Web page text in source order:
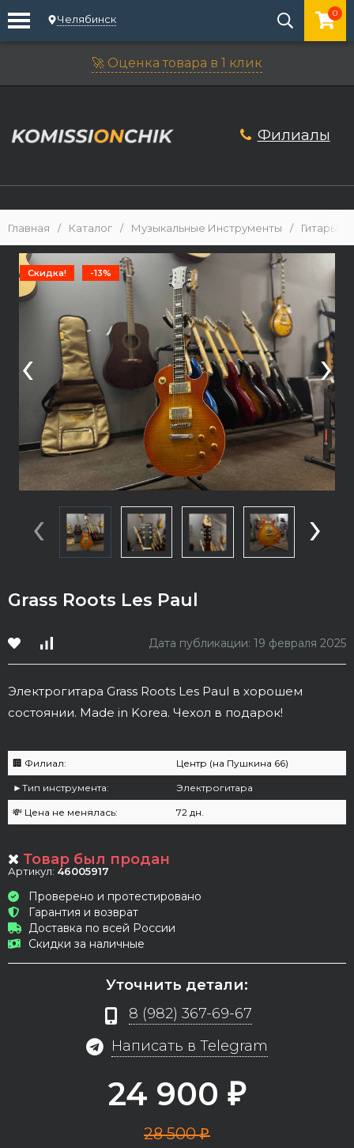
Челябинск 0
🚀 Оценка товара в 1 клик
Филиалы
Главная / Каталог / Музыкальные Инструменты / Гитары
Скидка! -13%
‹ ›
‹ ›
Grass Roots Les Paul
Дата публикации: 19 февраля 2025
Электрогитара Grass Roots Les Paul в хорошем
состоянии. Made in Korea. Чехол в подарок!
🏢 Филиал: Центр (на Пушкина 66)
►Тип инструмента: Электрогитара
💸 Цена не менялась: 72 дн.
Товар был продан
Артикул: 46005917
Проверено и протестировано
Гарантия и возврат
Доставка по всей России
Скидки за наличные
Уточнить детали:
8 (982) 367-69-67
Написать в Telegram
24 900 ₽
28 500₽